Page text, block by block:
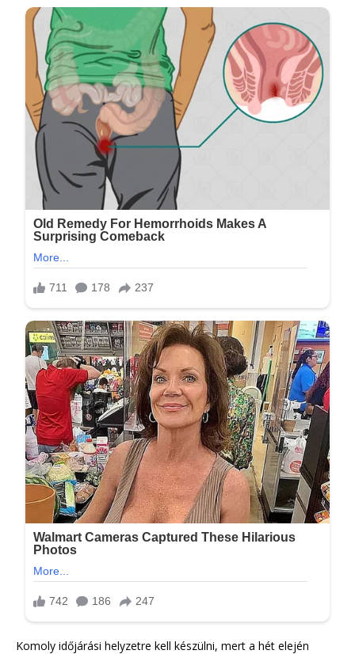
Komoly időjárási helyzetre kell készülni, mert a hét elején